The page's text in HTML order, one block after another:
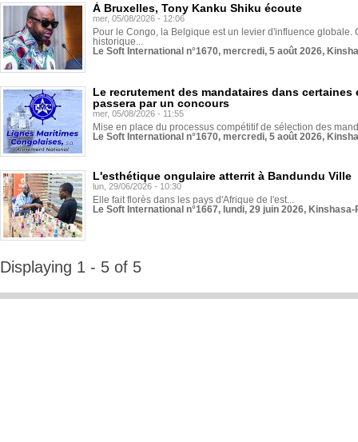
À Bruxelles, Tony Kanku Shiku écoute
mer, 05/08/2026 - 12:06
Pour le Congo, la Belgique est un levier d'influence globale.
historique...
Le Soft International n°1670, mercredi, 5 août 2026,
Le recrutement des mandataires dans
passera par un concours
mer, 05/08/2026 - 11:55
Mise en place du processus compétitif de sélection des
Le Soft International n°1670, mercredi, 5 août 2026,
L'esthétique ongulaire atterrit à Bandundu Ville
lun, 29/06/2026 - 10:30
Elle fait florès dans les pays d'Afrique de l'est...
Le Soft International n°1667, lundi, 29 juin 2026,
Displaying 1 - 5 of 5